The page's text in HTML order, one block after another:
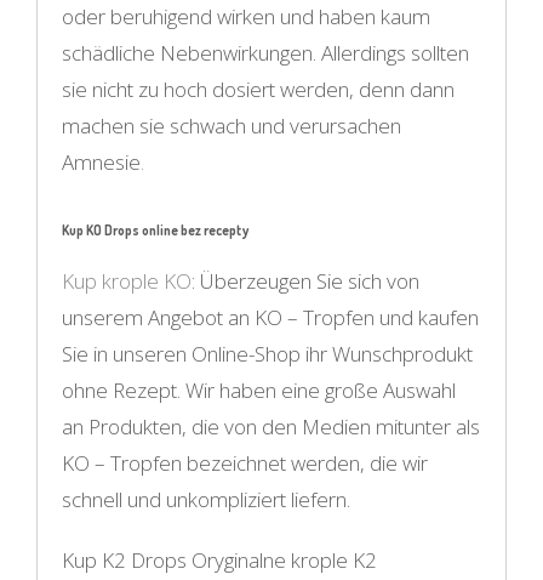
oder beruhigend wirken und haben kaum
schädliche Nebenwirkungen. Allerdings sollten
sie nicht zu hoch dosiert werden, denn dann
machen sie schwach und verursachen
Amnesie.
Kup KO Drops online bez recepty
Kup krople KO: Überzeugen Sie sich von
unserem Angebot an KO – Tropfen und kaufen
Sie in unseren Online-Shop ihr Wunschprodukt
ohne Rezept. Wir haben eine große Auswahl
an Produkten, die von den Medien mitunter als
KO – Tropfen bezeichnet werden, die wir
schnell und unkompliziert liefern.
Kup K2 Drops Oryginalne krople K2